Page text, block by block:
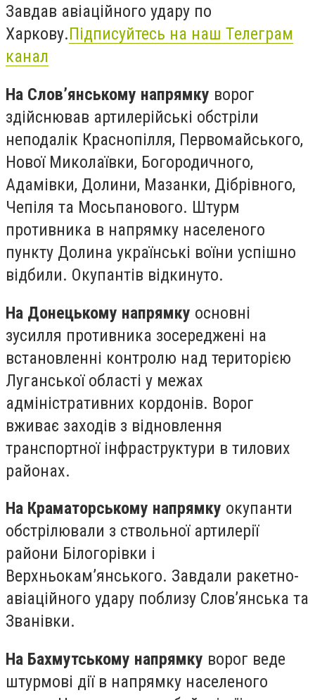
Завдав авіаційного удару по
Харкову.Підписуйтесь на наш Tелеграм
канал
На Слов’янському напрямку ворог
здійснював артилерійські обстріли
неподалік Краснопілля, Первомайського,
Нової Миколаївки, Богородичного,
Адамівки, Долини, Мазанки, Дібрівного,
Чепіля та Мосьпанового. Штурм
противника в напрямку населеного
пункту Долина українські воїни успішно
відбили. Окупантів відкинуто.
На Донецькому напрямку основні
зусилля противника зосереджені на
встановленні контролю над територією
Луганської області у межах
адміністративних кордонів. Ворог
вживає заходів з відновлення
транспортної інфраструктури в тилових
районах.
На Краматорському напрямку окупанти
обстрілювали з ствольної артилерії
райони Білогорівки і
Верхньокам’янського. Завдали ракетно-
авіаційного удару поблизу Слов’янська та
Званівки.
На Бахмутському напрямку ворог веде
штурмові дії в напрямку населеного